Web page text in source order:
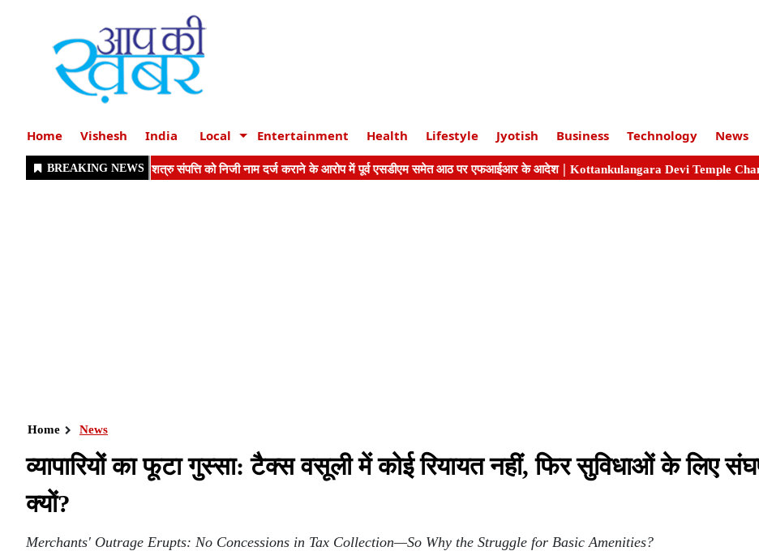
Home Vishesh India Local Entertainment Health Lifestyle Jyotish Business Technology News
Home News
व्यापारियों का फूटा गुस्सा: टैक्स वसूली में कोई रियायत नहीं, फिर सुविधाओं के लिए
क्यों?
Merchants' Outrage Erupts: No Concessions in Tax Collection—So Why the Struggle for Basic Amenities?